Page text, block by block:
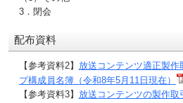
3．閉会
配布資料
【参考資料2】 放送コンテンツ適正製
プ構成員名簿（令和8年5月11日現在）
【参考資料3】 放送コンテンツの製作